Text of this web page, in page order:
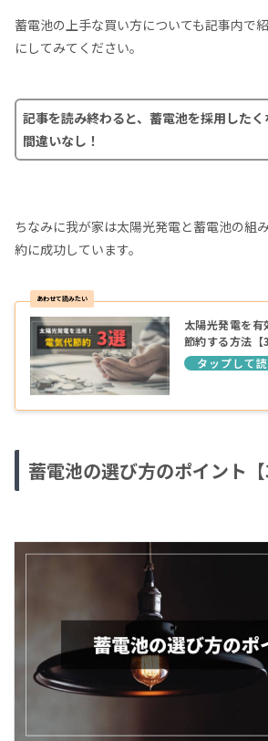
蓄電池の上手な買い方についても記事内で
にしてみてください。
記事を読み終わると、蓄電池を採用したく
間違いなし！
ちなみに我が家は太陽光発電と蓄電池の組
約に成功しています。
太陽光発電を有
節約する方法【3
蓄電池の選び方のポイント【